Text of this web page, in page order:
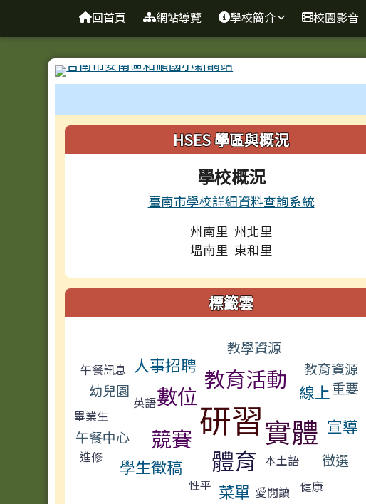
台南市和順國小新校網
回首頁 網站導覽 學校簡介 校園影音
左邊區域內容HSES 學區與概況
學校概況
臺南市學校詳細資料查詢系統
州南里 州北里
塭南里 東和里
標籤雲
教學資源
午餐訊息 人事招聘 教育活動
教育資源
幼兒園
數位 線上重要
畢業生
英語 研習
競賽 實體
午餐中心 宣導
進修 學生徵稿 體育 本土語 徵選
性平 菜單 愛閱讀 健康
頁尾區域